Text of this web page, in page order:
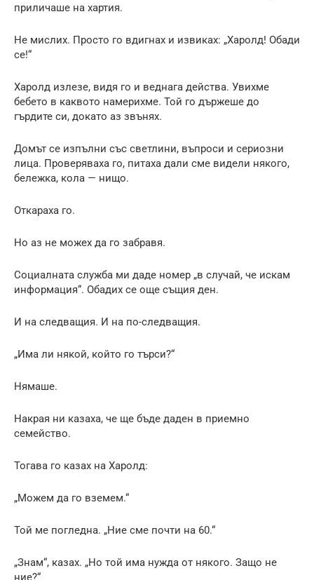
приличаше на хартия.
Не мислих. Просто го вдигнах и извиках: „Харолд! Обади
се!“
Харолд излезе, видя го и веднага действа. Увихме
бебето в каквото намерихме. Той го държеше до
гърдите си, докато аз звънях.
Домът се изпълни със светлини, въпроси и сериозни
лица. Проверяваха го, питаха дали сме видели някого,
бележка, кола — нищо.
Откараха го.
Но аз не можех да го забравя.
Социалната служба ми даде номер „в случай, че искам
информация“. Обадих се още същия ден.
И на следващия. И на по-следващия.
„Има ли някой, който го търси?“
Нямаше.
Накрая ни казаха, че ще бъде даден в приемно
семейство.
Тогава го казах на Харолд:
„Можем да го вземем.“
Той ме погледна. „Ние сме почти на 60.“
„Знам“, казах. „Но той има нужда от някого. Защо не
ние?“